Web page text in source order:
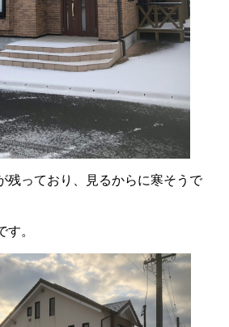
残っており、見るからに寒そうで
。